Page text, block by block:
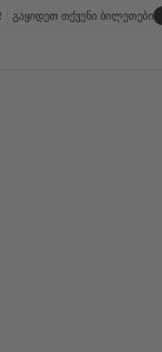
გაყიდეთ თქვენი ბილეთები